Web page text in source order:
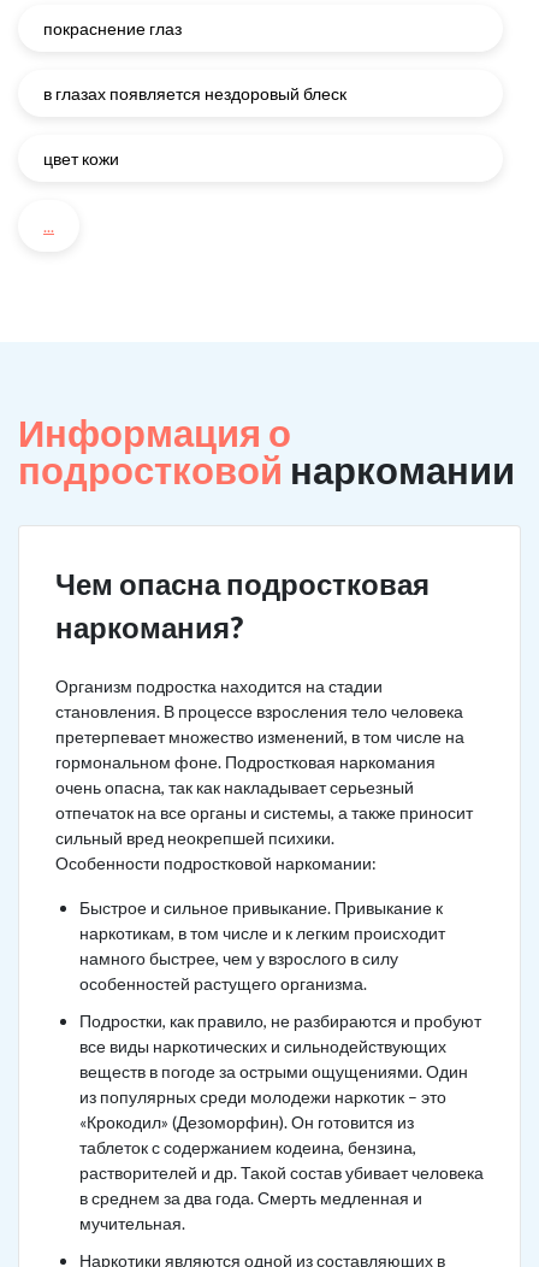
покраснение глаз
в глазах появляется нездоровый блеск
цвет кожи
...
Информация о
подростковой наркомании
Чем опасна подростковая
наркомания?
Организм подростка находится на стадии
становления. В процессе взросления тело человека
претерпевает множество изменений, в том числе на
гормональном фоне. Подростковая наркомания
очень опасна, так как накладывает серьезный
отпечаток на все органы и системы, а также приносит
сильный вред неокрепшей психики.
Особенности подростковой наркомании:
Быстрое и сильное привыкание. Привыкание к
наркотикам, в том числе и к легким происходит
намного быстрее, чем у взрослого в силу
особенностей растущего организма.
Подростки, как правило, не разбираются и пробуют
все виды наркотических и сильнодействующих
веществ в погоде за острыми ощущениями. Один
из популярных среди молодежи наркотик – это
«Крокодил» (Дезоморфин). Он готовится из
таблеток с содержанием кодеина, бензина,
растворителей и др. Такой состав убивает человека
в среднем за два года. Смерть медленная и
мучительная.
Наркотики являются одной из составляющих в